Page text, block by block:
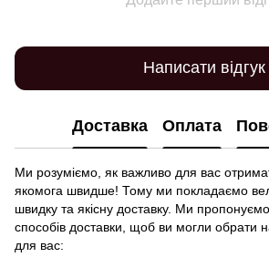
Написати відгук
Доставка Оплата
Ми розуміємо, як важливо для вас
якомога швидше! Тому ми покладаємо
швидку та якісну доставку. Ми пропонуємо
способів доставки, щоб ви могли обрати
для вас: